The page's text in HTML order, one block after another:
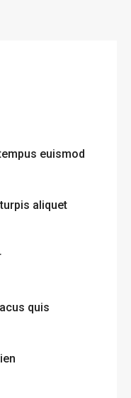
euismod
aliquet
quis